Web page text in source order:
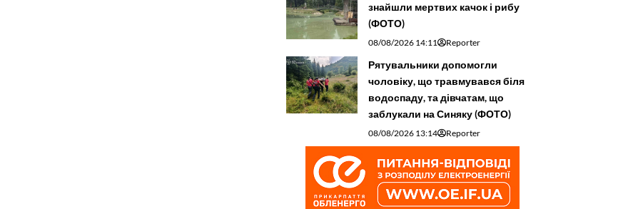
знайшли мертвих качок і рибу
(ФОТО)
08/08/2026 14:11 Reporter
Рятувальники допомогли
чоловіку, що травмувався біля
водоспаду, та дівчатам, що
заблукали на Синяку (ФОТО)
08/08/2026 13:14 Reporter